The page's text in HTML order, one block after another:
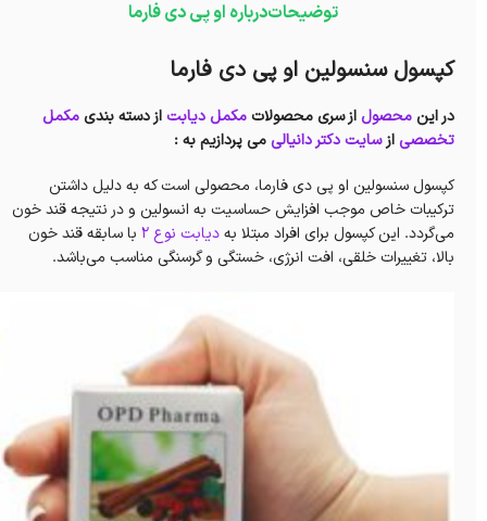
توضیحاتدرباره او پی دی فارما
کپسول سنسولین او پی دی فارما
در این محصول از سری محصولات مکمل دیابتاز دسته بندی مکمل
تخصصیازسایت دکتر دانیالیمی پردازیم به :
کپسول سنسولین او پی دی فارما، محصولی است که به دلیل داشتن
ترکیبات خاص موجب افزایش حساسیت به انسولین و در نتیجه قند خون
می‌گردد. این کپسول برای افراد مبتلا بهدیابت نوع ۲
با سابقه قند خون
بالا، تغییرات خلقی، افت انرژی، خستگی و گرسنگی مناسب می‌باشد.